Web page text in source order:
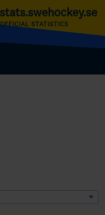
stats.swehockey.se
OFFICIAL STATISTICS